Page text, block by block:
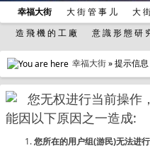
幸福大街 大 街 管 事 儿 大
造 飛 機 的 工 廠
意 識 形 態 研
幸福大街» 提示信息
您无权进行当前操作
能因以下原因之一造成:
您所在的用户组(游民)无法进行